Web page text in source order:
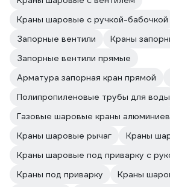
Краны шаровые с ручкой-бабочкой
Запорные вентили
Краны
Запорные вентили прямые
Арматура запорная кран прямой
Полипропиленовые трубы для воды
Газовые шаровые краны
Краны шаровые рычаг
Краны
Краны шаровые под приварку с
Краны под приварку
Краны